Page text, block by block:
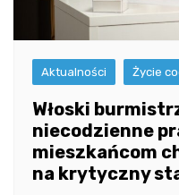
Aktualności Życie
Włoski
niecodzienne
mieszkańcom
na krytyczny